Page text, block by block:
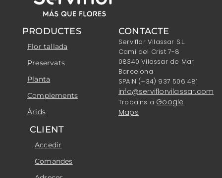
PRODUCTES
Flor tallada
Preservats
Planta
Complements
Àrids
CONTACTE
Serviflor Vilassar S.L.
Camí del Crist 7-8
08340 Vilassar de Mar
Barcelona
SPAIN (+34) 937 506 481
info@serviflorvilassar.com
Troba'ns a Google
Maps
CLIENT
Accedir
Comandes